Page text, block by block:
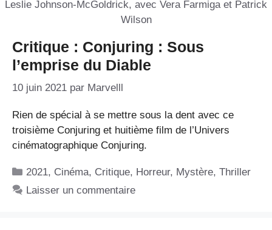
Critique : Conjuring : Sous
l’emprise du Diable
10 juin 2021 par Marvelll
Rien de spécial à se mettre sous la dent avec ce
troisième Conjuring et huitième film de l’Univers
cinématographique Conjuring.
Catégories
2021, Cinéma, Critique, Horreur, Mystère,Thriller
Laisser un commentaire